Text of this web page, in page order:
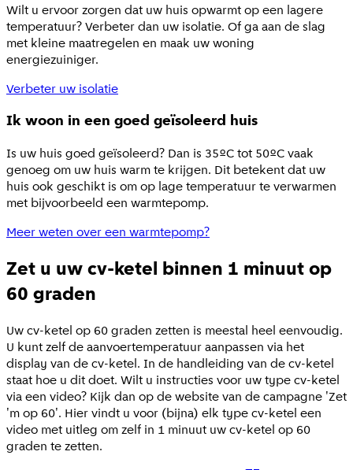
Wilt u ervoor zorgen dat uw huis opwarmt op een lagere
temperatuur? Verbeter dan uw isolatie. Of ga aan de slag
met kleine maatregelen en maak uw woning
energiezuiniger.
Verbeter uw isolatie
Ik woon in een goed geïsoleerd huis
Is uw huis goed geïsoleerd? Dan is 35ºC tot 50ºC vaak
genoeg om uw huis warm te krijgen. Dit betekent dat uw
huis ook geschikt is om op lage temperatuur te verwarmen
met bijvoorbeeld een warmtepomp.
Meer weten over een warmtepomp?
Zet u uw cv-ketel binnen 1 minuut op
60 graden
Uw cv-ketel op 60 graden zetten is meestal heel eenvoudig.
U kunt zelf de aanvoertemperatuur aanpassen via het
display van de cv-ketel. In de handleiding van de cv-ketel
staat hoe u dit doet. Wilt u instructies voor uw type cv-ketel
via een video? Kijk dan op de website van de campagne 'Zet
'm op 60'. Hier vindt u voor (bijna) elk type cv-ketel een
video met uitleg om zelf in 1 minuut uw cv-ketel op 60
graden te zetten.